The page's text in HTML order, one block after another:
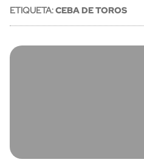
ETIQUETA:CEBA DE TOROS